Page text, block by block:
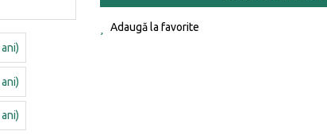
Adaugă la favorite